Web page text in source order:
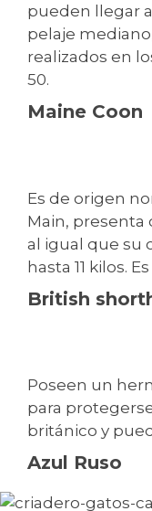
pueden llegar
pelaje
realizados en
50.
Maine Coon
Es de origen
Main, presenta
al igual que su
hasta 11 kilos.
British
Poseen un
para
británico y
Azul Ruso